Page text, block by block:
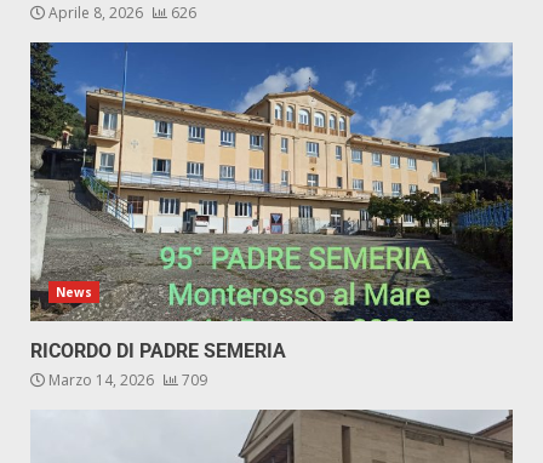
Aprile 8, 2026 626
News
RICORDO DI PADRE SEMERIA
Marzo 14, 2026 709